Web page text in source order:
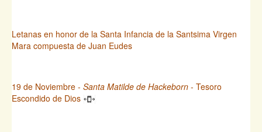
Letanas en honor de la Santa Infancia de la Santsima Virgen
Mara compuesta de Juan Eudes
19 de Noviembre - Santa Matilde de Hackeborn - Tesoro
Escondido de Dios